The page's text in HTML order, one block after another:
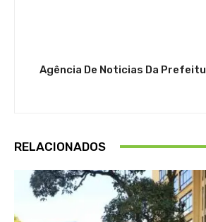
Agência De Noticias Da
RELACIONADOS